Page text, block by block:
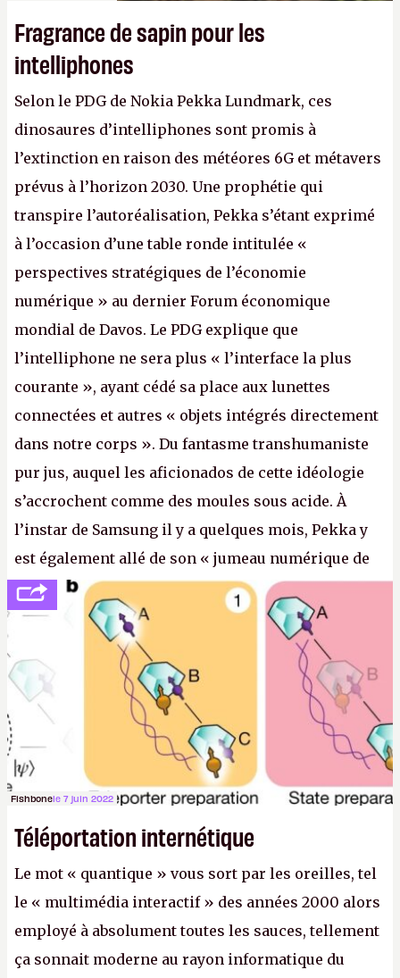
Fragrance de sapin pour les
intelliphones
Selon le PDG de Nokia Pekka Lundmark, ces
dinosaures d’intelliphones sont promis à
l’extinction en raison des météores 6G et métavers
prévus à l’horizon 2030. Une prophétie qui
transpire l’autoréalisation, Pekka s’étant exprimé
à l’occasion d’une table ronde intitulée «
perspectives stratégiques de l’économie
numérique » au dernier Forum économique
mondial de Davos. Le PDG explique que
l’intelliphone ne sera plus « l’interface la plus
courante », ayant cédé sa place aux lunettes
connectées et autres « objets intégrés directement
dans notre corps ». Du fantasme transhumaniste
pur jus, auquel les aficionados de cette idéologie
s’accrochent comme des moules sous acide. À
l’instar de Samsung il y a quelques mois, Pekka y
est également allé de son « jumeau numérique de
tout » et de l’importance des metasangsues, qu’il
considère comme «
la prochaine grande plateforme
informatique après le World Wide Web et le mobile
(Crédit photo : Pexels / Pixabay)
Fishbonele 7 juin 2022
Téléportation internétique
Le mot « quantique » vous sort par les oreilles, tel
le « multimédia interactif » des années 2000 alors
employé à absolument toutes les sauces, tellement
ça sonnait moderne au rayon informatique du